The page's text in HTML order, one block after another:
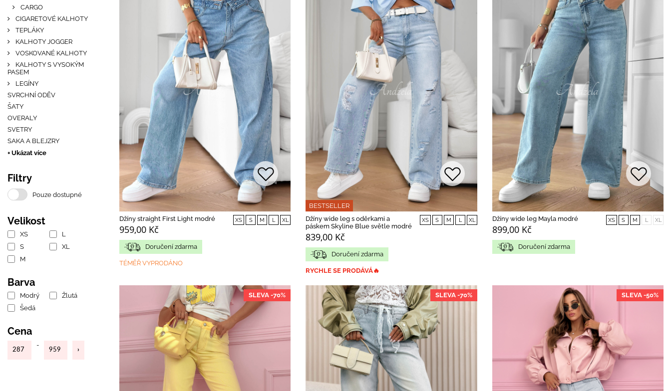
CARGO
CIGARETOVÉ KALHOTY
TEPLÁKY
KALHOTY JOGGER
VOSKOVANÉ KALHOTY
KALHOTY S VYSOKÝM
PASEM
LEGÍNY
SVRCHNÍ ODĚV
ŠATY
OVERALY
SVETRY
SAKA A BLEJZRY
+ Ukázat více
Filtry
Pouze dostupné
Velikost
XS
S
M
L
XL
Barva
Modrý
Šedá
Žlutá
Cena
-
Džíny straight First Light modré
959,00 Kč
XS S M L XL
Doručení zdarma
TÉMĚŘ VYPRODÁNO
BESTSELLER
Džíny wide leg s oděrkami a
páskem Skyline Blue světle modré
839,00 Kč
XS S M L XL
Doručení zdarma
RYCHLE SE PRODÁVÁ🔥
Džíny wide leg Mayla modré
899,00 Kč
XS S M L XL
Doručení zdarma
SLEVA -70% SLEVA -70% SLEVA -50%